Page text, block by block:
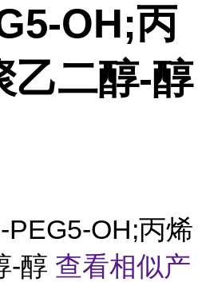
OH;丙
乙二醇-醇
PEG5-OH;丙烯
-醇 查看相似产